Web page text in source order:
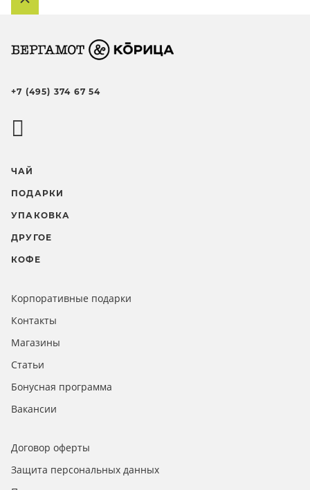
+7 (495) 374 67 54
ЧАЙ
ПОДАРКИ
УПАКОВКА
ДРУГОЕ
КОФЕ
Корпоративные подарки
Контакты
Магазины
Статьи
Бонусная программа
Вакансии
Договор оферты
Защита персональных данных